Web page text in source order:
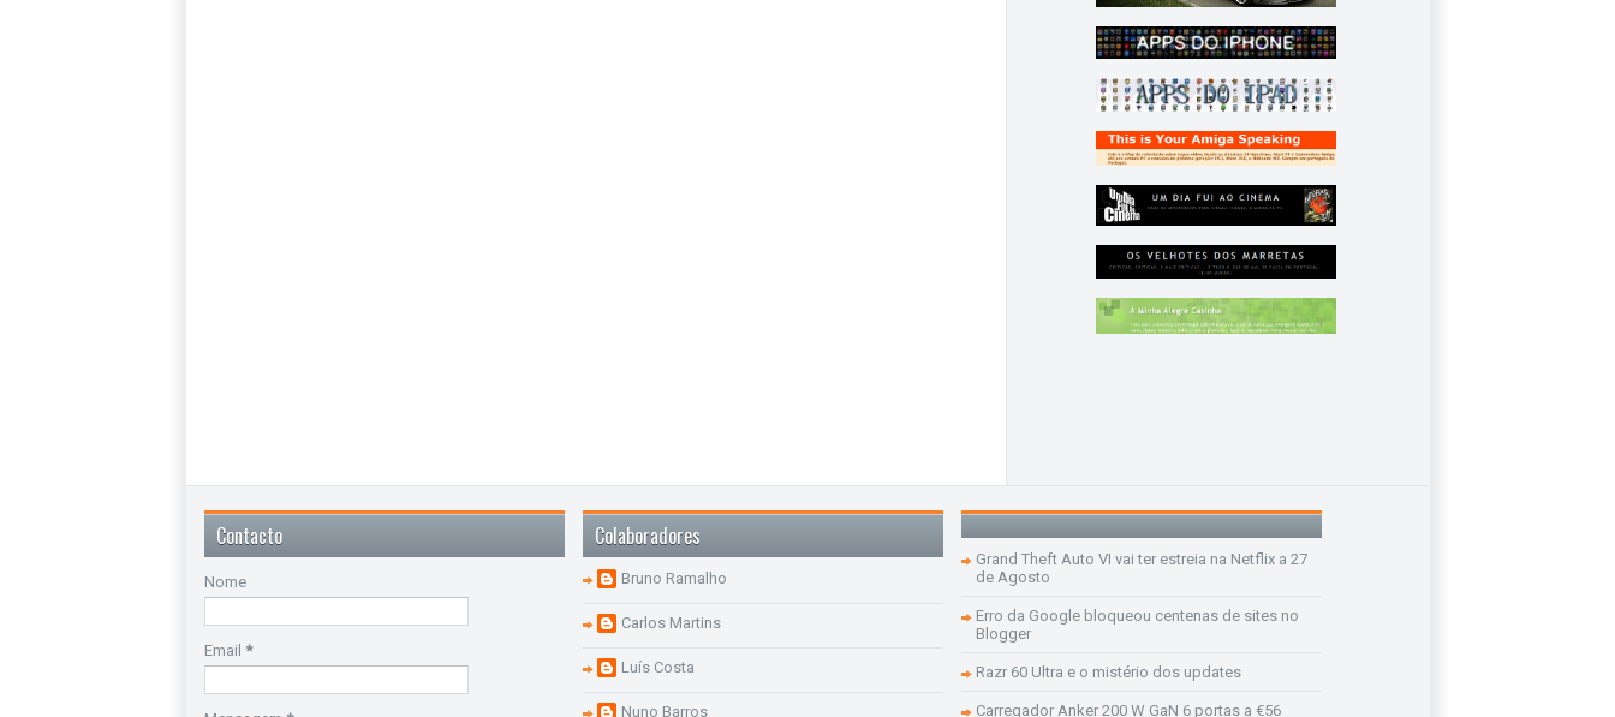
Contacto
Nome
Email *
Colaboradores
Bruno Ramalho
Carlos Martins
Luís Costa
Nuno Barros
Grand Theft Auto VI vai ter estreia na Netflix a 27
de Agosto
Erro da Google bloqueou centenas de sites no
Blogger
Razr 60 Ultra e o mistério dos updates
Carregador Anker 200 W GaN 6 portas a €56